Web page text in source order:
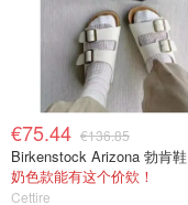
€75.44 €136.85
Birkenstock Arizona 勃肯鞋
奶色款能有这个价欸！
Cettire